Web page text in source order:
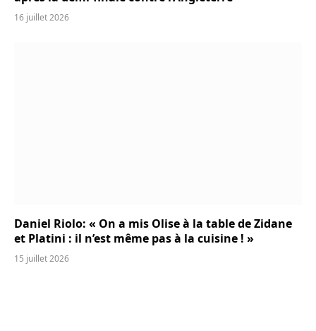
16 juillet 2026
Daniel Riolo: « On a mis Olise à la table de Zidane
et Platini : il n’est même pas à la cuisine ! »
15 juillet 2026